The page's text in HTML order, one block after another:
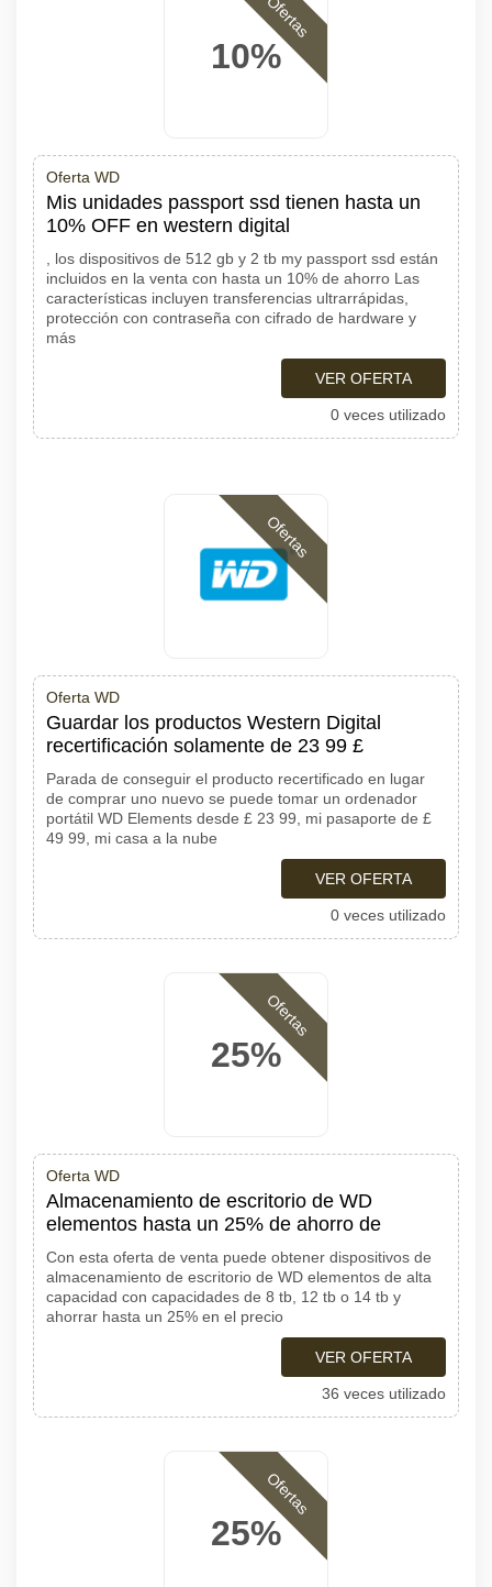
10%
Ofertas
Oferta WD
Mis unidades passport ssd tienen hasta un
10% OFF en western digital
, los dispositivos de 512 gb y 2 tb my passport ssd están
incluidos en la venta con hasta un 10% de ahorro Las
características incluyen transferencias ultrarrápidas,
protección con contraseña con cifrado de hardware y
más
VER OFERTA
0 veces utilizado
Ofertas
Oferta WD
Guardar los productos Western Digital
recertificación solamente de 23 99 £
Parada de conseguir el producto recertificado en lugar
de comprar uno nuevo se puede tomar un ordenador
portátil WD Elements desde £ 23 99, mi pasaporte de £
49 99, mi casa a la nube
VER OFERTA
0 veces utilizado
25%
Ofertas
Oferta WD
Almacenamiento de escritorio de WD
elementos hasta un 25% de ahorro de
Con esta oferta de venta puede obtener dispositivos de
almacenamiento de escritorio de WD elementos de alta
capacidad con capacidades de 8 tb, 12 tb o 14 tb y
ahorrar hasta un 25% en el precio
VER OFERTA
36 veces utilizado
25%
Ofertas